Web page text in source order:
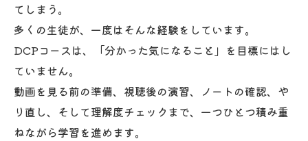
てしまう。
多くの生徒が、一度はそんな経験をしています。
DCPコースは、「分かった気になること」を目標にはし
ていません。
動画を見る前の準備、視聴後の演習、ノートの確認、や
り直し、そして理解度チェックまで、一つひとつ積み重
ねながら学習を進めます。